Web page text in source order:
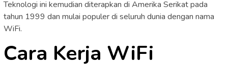
Teknologi ini kemudian diterapkan di Amerika Serikat pada
tahun 1999 dan mulai populer di seluruh dunia dengan nama
WiFi.
Cara Kerja WiFi